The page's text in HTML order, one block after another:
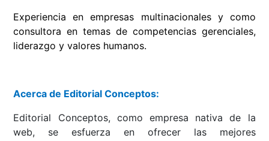
Experiencia en empresas multinacionales y como
consultora en temas de competencias gerenciales,
liderazgo y valores humanos.
Acerca de Editorial Conceptos:
Editorial Conceptos, como empresa nativa de la
web, se esfuerza en ofrecer las mejores